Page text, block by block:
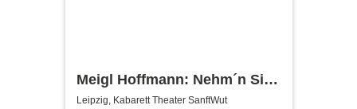
Meigl Hoffmann: Nehm´n Sie
´n Alten! - Ein Otto Reutter-
Leipzig, Kabarett Theater SanftWut